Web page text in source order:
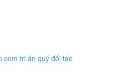
tri ân quý đối tác